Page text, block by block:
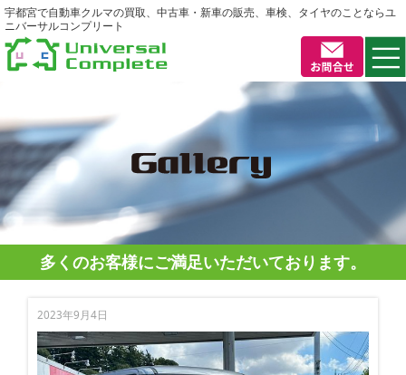
宇都宮で自動車クルマの買取、中古車・新車の販売、車検、タイヤのことならユ
ニバーサルコンプリート
多くのお客様にご満足いただいております。
2023年9月4日